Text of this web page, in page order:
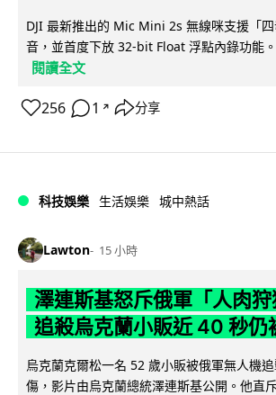
DJI 最新推出的 Mic Mini 2s 無線咪支援「
音，並首度下放 32-bit Float 浮點內錄功能
閱讀全文
256 1 ↗ 分享
科技娛樂 生活娛樂 城中熱話
Lawton 15 小時
澤連斯基怒斥俄軍「人肉
追殺烏克蘭小販近 40 秒仍
烏克蘭克爾松一名 52 歲小販被俄軍無人機
傷，影片由烏克蘭總統澤連斯基公開。他直